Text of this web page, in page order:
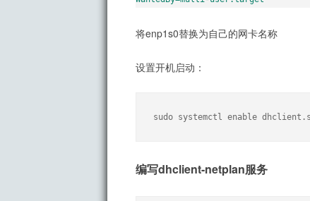
将enp1s0替换为自己的网卡名称
设置开机启动：
sudo systemctl enable
编写dhclient-netplan服务